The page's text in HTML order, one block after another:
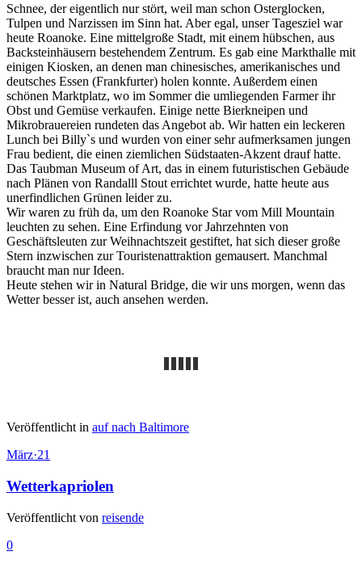
Schnee, der eigentlich nur stört, weil man schon Osterglocken,
Tulpen und Narzissen im Sinn hat. Aber egal, unser Tagesziel war
heute Roanoke. Eine mittelgroße Stadt, mit einem hübschen, aus
Backsteinhäusern bestehendem Zentrum. Es gab eine Markthalle mit
einigen Kiosken, an denen man chinesisches, amerikanisches und
deutsches Essen (Frankfurter) holen konnte. Außerdem einen
schönen Marktplatz, wo im Sommer die umliegenden Farmer ihr
Obst und Gemüse verkaufen. Einige nette Bierkneipen und
Mikrobrauereien rundeten das Angebot ab. Wir hatten ein leckeren
Lunch bei Billy`s und wurden von einer sehr aufmerksamen jungen
Frau bedient, die einen ziemlichen Südstaaten-Akzent drauf hatte.
Das Taubman Museum of Art, das in einem futuristischen Gebäude
nach Plänen von Randalll Stout errichtet wurde, hatte heute aus
unerfindlichen Grünen leider zu.
Wir waren zu früh da, um den Roanoke Star vom Mill Mountain
leuchten zu sehen. Eine Erfindung vor Jahrzehnten von
Geschäftsleuten zur Weihnachtszeit gestiftet, hat sich dieser große
Stern inzwischen zur Touristenattraktion gemausert. Manchmal
braucht man nur Ideen.
Heute stehen wir in Natural Bridge, die wir uns morgen, wenn das
Wetter besser ist, auch ansehen werden.
Veröffentlicht in auf nach Baltimore
März·21
Wetterkapriolen
Veröffentlicht von reisende
0